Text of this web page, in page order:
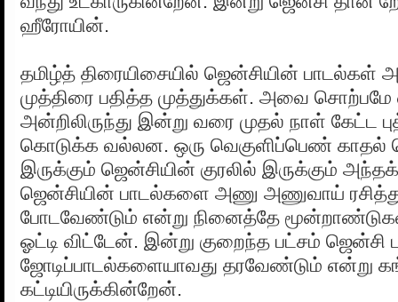
ஹீரோயின்.
தமிழ்த் திரையிசையில் ஜென்சியின் பாடல்கள்
முத்திரை பதித்த முத்துக்கள். அவை சொற்பமே
அன்றிலிருந்து இன்று வரை முதல் நாள் கேட்ட
கொடுக்க வல்லன. ஒரு வெகுளிப்பெண் காதல்
இருக்கும் ஜென்சியின் குரலில் இருக்கும்
ஜென்சியின் பாடல்களை அணு அணுவாய்
போடவேண்டும் என்று நினைத்தே
ஓட்டி விட்டேன். இன்று குறைந்த பட்சம் ஜென்சி
ஜோடிப்பாடல்களையாவது தரவேண்டும் என்று
கட்டியிருக்கின்றேன்.